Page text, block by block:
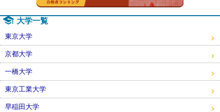
大学一覧
東京大学
京都大学
一橋大学
東京工業大学
早稲田大学